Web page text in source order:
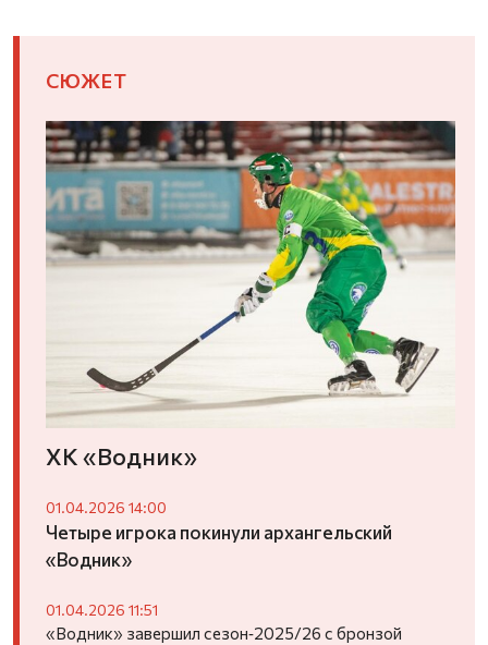
СЮЖЕТ
ХК «Водник»
01.04.2026 14:00
Четыре игрока покинули архангельский
«Водник»
01.04.2026 11:51
«Водник» завершил сезон‑2025/26 с бронзой